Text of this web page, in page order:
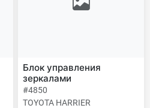
Блок управления
зеркалами
#4850
TOYOTA HARRIER